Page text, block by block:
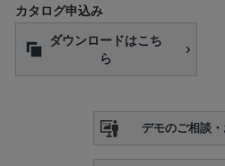
カタログ申込み
ダウンロードはこち
ら
デモのご相談